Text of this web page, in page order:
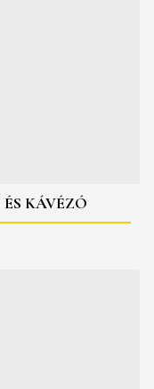
KÁVÉZÓ